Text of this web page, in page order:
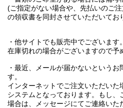
(ご指定がない場合や、先払いのご
の領収書を同封させていただいてお
・他サイトでも販売中でございます。
在庫切れの場合がございますので予
・最近、メールが届かないという
す。
インターネットでご注文いただいた
システムとなっております。もし
場合は、メッセージにてご連絡いた